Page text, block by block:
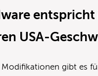
USA-
Modifikationen gibt es